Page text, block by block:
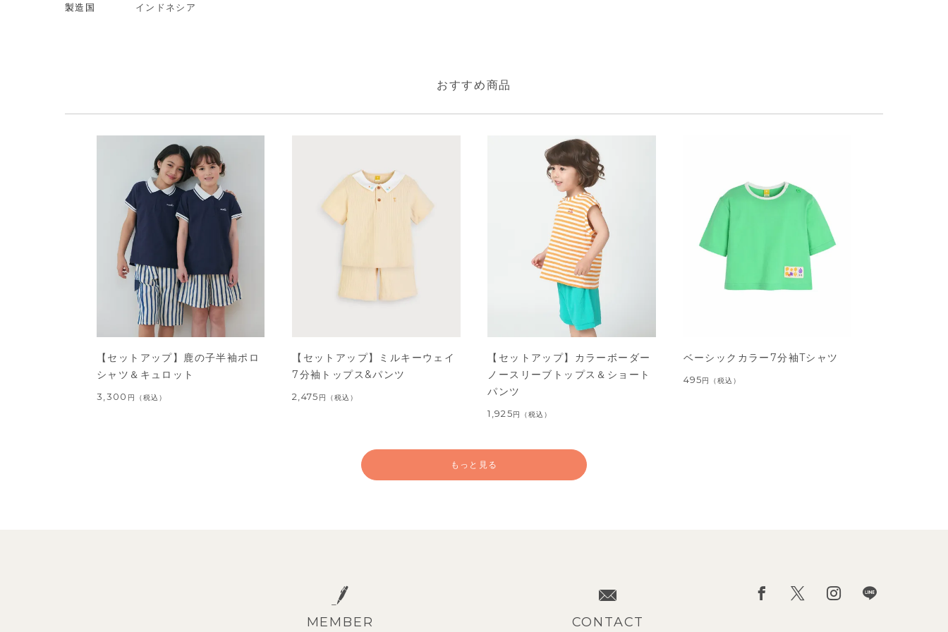
製造国 インドネシア
おすすめ商品
【セットアップ】鹿の子半袖ポロ
シャツ＆キュロット
3,300 円 （税込）
【セットアップ】ミルキーウェイ
7分袖トップス&パンツ
2,475 円 （税込）
【セットアップ】カラーボーダー
ノースリーブトップス＆ショート
パンツ
1,925円 （税込）
ベーシックカラー7分袖Tシャツ
495円 （税込）
もっと見る
MEMBER CONTACT